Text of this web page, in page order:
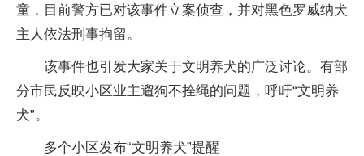
童，目前警方已对该事件立案侦查，并对黑色罗威纳犬
主人依法刑事拘留。
该事件也引发大家关于文明养犬的广泛讨论。有部
分市民反映小区业主遛狗不拴绳的问题，呼吁“文明养
犬”。
多个小区发布“文明养犬”提醒